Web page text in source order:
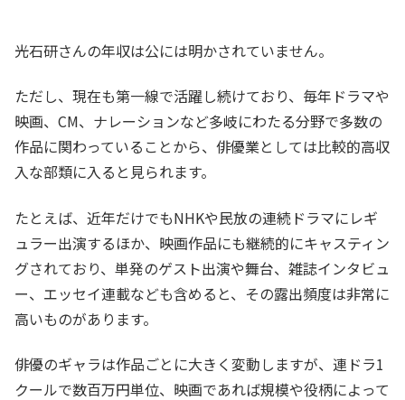
光石研さんの年収は公には明かされていません。
ただし、現在も第一線で活躍し続けており、毎年ドラマや
映画、CM、ナレーションなど多岐にわたる分野で多数の
作品に関わっていることから、俳優業としては比較的高収
入な部類に入ると見られます。
たとえば、近年だけでもNHKや民放の連続ドラマにレギ
ュラー出演するほか、映画作品にも継続的にキャスティン
グされており、単発のゲスト出演や舞台、雑誌インタビュ
ー、エッセイ連載なども含めると、その露出頻度は非常に
高いものがあります。
俳優のギャラは作品ごとに大きく変動しますが、連ドラ1
クールで数百万円単位、映画であれば規模や役柄によって